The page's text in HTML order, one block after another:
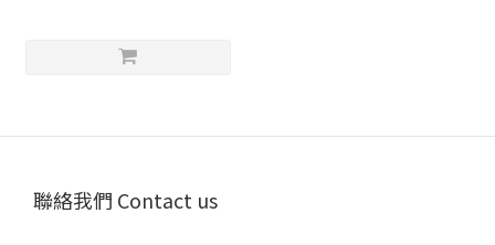
聯絡我們 Contact us